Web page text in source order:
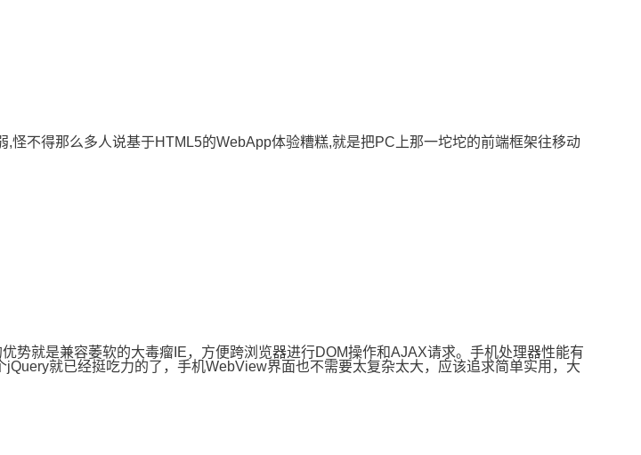
怪不得那么多人说基于HTML5的WebApp体验糟糕,就是把PC上那一坨坨的前端框架往移动
势就是兼容萎软的大毒瘤IE，方便跨浏览器进行DOM操作和AJAX请求。手机处理器性能有
就已经挺吃力的了，手机WebView界面也不需要太复杂太大，应该追求简单实用，大